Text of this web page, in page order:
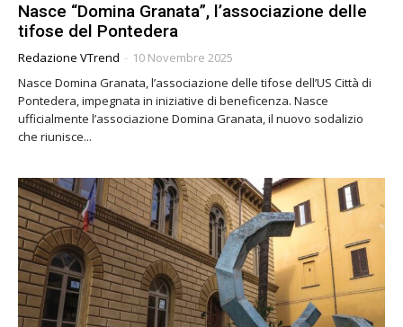
Nasce “Domina Granata”, l’associazione delle
tifose del Pontedera
Redazione VTrend - 10 Novembre 2025
Nasce Domina Granata, l’associazione delle tifose dell’US Città di
Pontedera, impegnata in iniziative di beneficenza. Nasce
ufficialmente l’associazione Domina Granata, il nuovo sodalizio
che riunisce...